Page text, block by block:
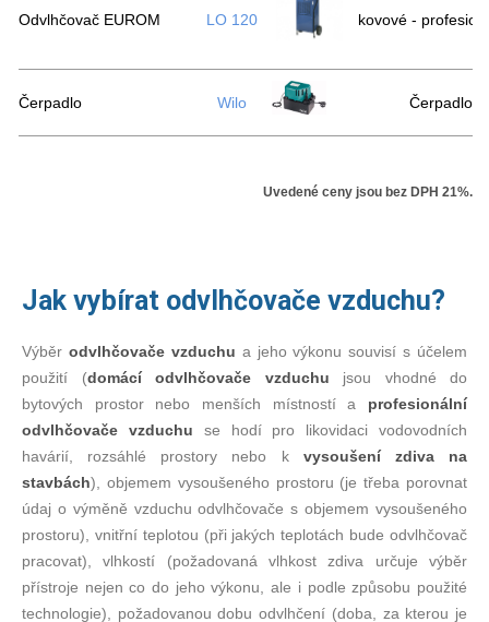
Odvlhčovač EUROM LO 120 kovové -
Čerpadlo Wilo Čerpadlo
Uvedené ceny jsou bez DPH 21%.
Jak vybírat odvlhčovače vzduchu?
Výběr odvlhčovače vzduchu a jeho výkonu souvisí s účelem
použití (domácí odvlhčovače vzduchu jsou vhodné do
bytových prostor nebo menších místností a profesionální
odvlhčovače vzduchu se hodí pro likovidaci vodovodních
havárií, rozsáhlé prostory nebo k vysoušení zdiva na
stavbách), objemem vysoušeného prostoru (je třeba porovnat
údaj o výměně vzduchu odvlhčovače s objemem vysoušeného
prostoru), vnitřní teplotou (při jakých teplotách bude odvlhčovač
pracovat), vlhkostí (požadovaná vlhkost zdiva určuje výběr
přístroje nejen co do jeho výkonu, ale i podle způsobu použité
technologie), požadovanou dobu odvlhčení (doba, za kterou je